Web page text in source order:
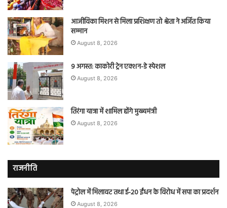
आजीविका मिशन से मिला प्रशिक्षण तो श्वेता ने अर्जित किया
सम्मान
August 8, 2026
9 अगस्त: काकोरी ट्रेन एक्शन-डे स्पेशल
August 8, 2026
तिरंगा यात्रा में शामिल होंगे मुख्यमंत्री
August 8, 2026
राजनीति
पेट्रोल में मिलावट तथा ई-20 ईंधन के विरोध में सपा का प्रदर्शन
August 8, 2026